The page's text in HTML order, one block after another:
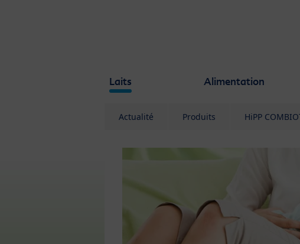
Laits Alimentation
Actualité Produits HiPP